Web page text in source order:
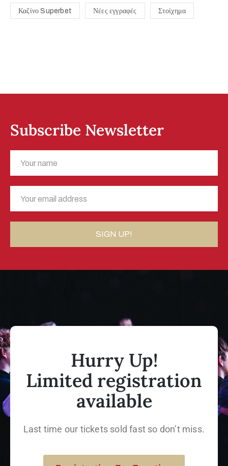
Καζίνο Superbet Νέες εγγραφές Στοίχημα
Subscribe Newsletter
Hurry Up!
Limited registration
available
Last time our tickets sold fast so don’t miss.